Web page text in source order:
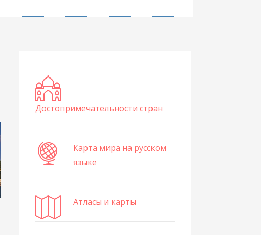
Достопримечательности стран
Карта мира на русском
языке
Атласы и карты